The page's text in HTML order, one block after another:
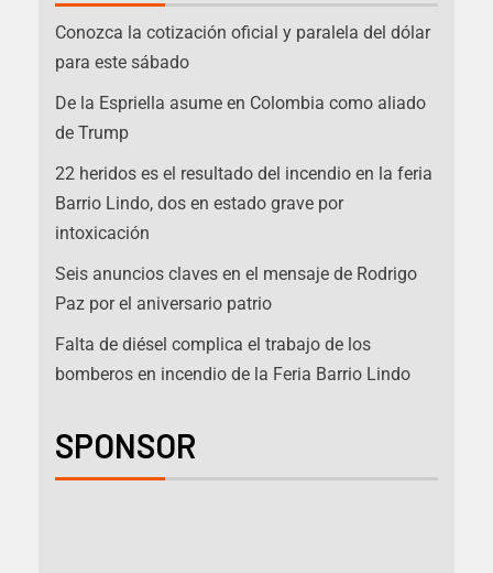
Conozca la cotización oficial y paralela del dólar
para este sábado
De la Espriella asume en Colombia como aliado
de Trump
22 heridos es el resultado del incendio en la feria
Barrio Lindo, dos en estado grave por
intoxicación
Seis anuncios claves en el mensaje de Rodrigo
Paz por el aniversario patrio
Falta de diésel complica el trabajo de los
bomberos en incendio de la Feria Barrio Lindo
SPONSOR